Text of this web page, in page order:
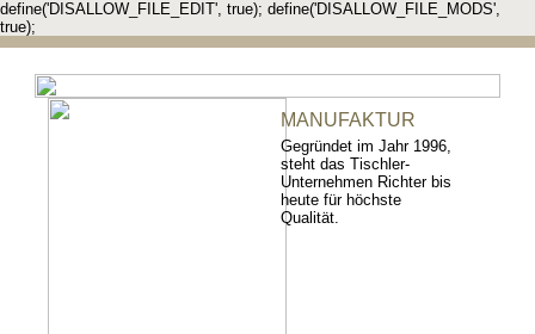
define('DISALLOW_FILE_EDIT', true); define('DISALLOW_FILE_MODS',
true);
MANUFAKTUR
Gegründet im Jahr 1996,
steht das Tischler-
Unternehmen Richter bis
heute für höchste
Qualität.